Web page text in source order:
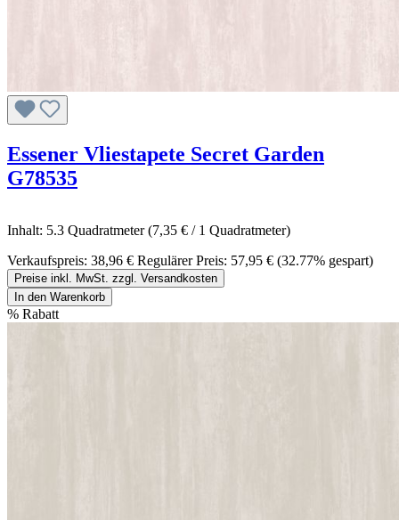
Essener Vliestapete Secret Garden
G78535
Inhalt: 5.3 Quadratmeter(7,35 € / 1 Quadratmeter)
Verkaufspreis: 38,96 € Regulärer Preis: 57,95 € (32.77% gespart)
Preise inkl. MwSt. zzgl. Versandkosten
In den Warenkorb
% Rabatt